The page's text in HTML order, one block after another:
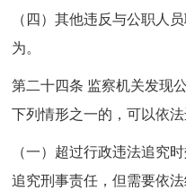
（四）其他违反与公职人
为。
第二十四条 监察机关发现
下列情形之一的，可以依法
（一）超过行政违法追究
追究刑事责任，但需要依法